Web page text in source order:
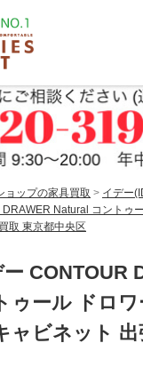
ョップの家具買取 > イデー
DRAWER Natural コントゥ
取 東京都中央区
ー CONTOUR
ゥール ドロワ
ャビネット 出